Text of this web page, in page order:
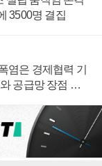
3500명 결집
염은 경제협력 기
공급망 장점 강